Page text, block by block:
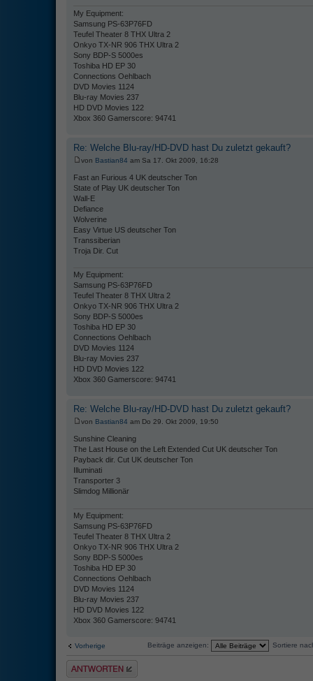
My Equipment:
Samsung PS-63P76FD
Teufel Theater 8 THX Ultra 2
Onkyo TX-NR 906 THX Ultra 2
Sony BDP-S 5000es
Toshiba HD EP 30
Connections Oehlbach
DVD Movies 1124
Blu-ray Movies 237
HD DVD Movies 122
Xbox 360 Gamerscore: 94741
Re: Welche Blu-ray/HD-DVD hast Du zuletzt gekauft?
von Bastian84 am Sa 17. Okt 2009, 16:28
Fast an Furious 4 UK deutscher Ton
State of Play UK deutscher Ton
Wall-E
Defiance
Wolverine
Easy Virtue US deutscher Ton
Transsiberian
Troja Dir. Cut
My Equipment:
Samsung PS-63P76FD
Teufel Theater 8 THX Ultra 2
Onkyo TX-NR 906 THX Ultra 2
Sony BDP-S 5000es
Toshiba HD EP 30
Connections Oehlbach
DVD Movies 1124
Blu-ray Movies 237
HD DVD Movies 122
Xbox 360 Gamerscore: 94741
Re: Welche Blu-ray/HD-DVD hast Du zuletzt gekauft?
von Bastian84 am Do 29. Okt 2009, 19:50
Sunshine Cleaning
The Last House on the Left Extended Cut UK deutscher Ton
Payback dir. Cut UK deutscher Ton
Illuminati
Transporter 3
Slimdog Millionär
My Equipment:
Samsung PS-63P76FD
Teufel Theater 8 THX Ultra 2
Onkyo TX-NR 906 THX Ultra 2
Sony BDP-S 5000es
Toshiba HD EP 30
Connections Oehlbach
DVD Movies 1124
Blu-ray Movies 237
HD DVD Movies 122
Xbox 360 Gamerscore: 94741
Vorherige Beiträge anzeigen: Sortiere
Antwort erstellen